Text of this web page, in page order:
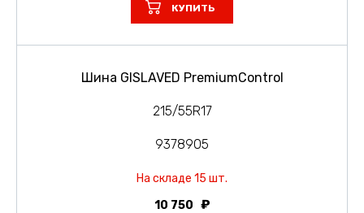
КУПИТЬ
Шина GISLAVED PremiumControl
215/55R17
9378905
На складе 15 шт.
10 750